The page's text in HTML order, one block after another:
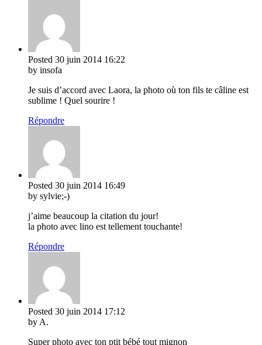
Posted 30 juin 2014 16:22
by insofa
Je suis d’accord avec Laora, la photo où ton fils te câline est
sublime ! Quel sourire !
Répondre
Posted 30 juin 2014 16:49
by sylvie;-)
j’aime beaucoup la citation du jour!
la photo avec lino est tellement touchante!
Répondre
Posted 30 juin 2014 17:12
by A.
Super photo avec ton ptit bébé tout mignon